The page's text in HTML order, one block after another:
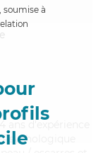
à
ans d'expérience